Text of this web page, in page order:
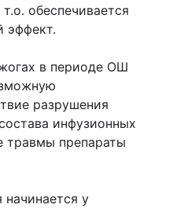
обеспечивается
эффект.
в периоде ОШ
разрушения
инфузионных
травмы препараты
начинается у